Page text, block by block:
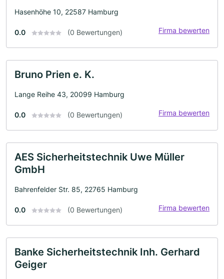
Hasenhöhe 10, 22587 Hamburg
0.0 (0 Bewertungen) Firma bewerten
Bruno Prien e. K.
Lange Reihe 43, 20099 Hamburg
0.0 (0 Bewertungen) Firma bewerten
AES Sicherheitstechnik Uwe Müller
GmbH
Bahrenfelder Str. 85, 22765 Hamburg
0.0 (0 Bewertungen) Firma bewerten
Banke Sicherheitstechnik Inh. Gerhard
Geiger